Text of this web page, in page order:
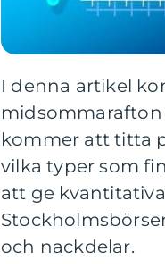
I denna artikel
midsommarafton
kommer att titta
vilka typer som
att ge
och nackdelar.